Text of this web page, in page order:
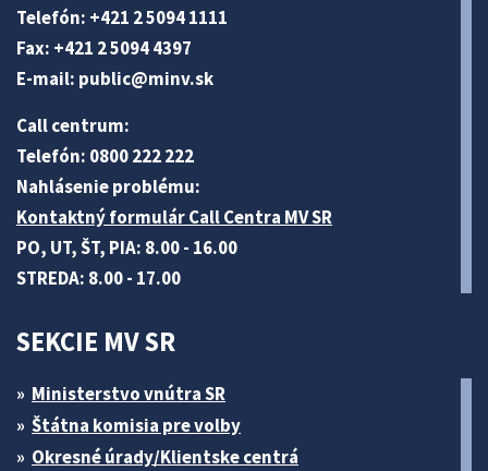
Telefón: +421 2 5094 1111
Fax: +421 2 5094 4397
E-mail: public@minv.sk
Call centrum:
Telefón: 0800 222 222
Nahlásenie problému:
Kontaktný formulár Call Centra MV SR
PO, UT, ŠT, PIA: 8.00 - 16.00
STREDA: 8.00 - 17.00
SEKCIE MV SR
Ministerstvo vnútra SR
Štátna komisia pre volby
Okresné úrady/Klientske centrá